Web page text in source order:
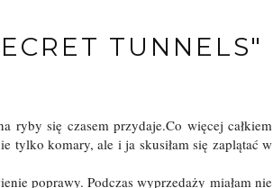
TUNNELS"
ryby się czasem przydaje.Co więcej całkiem
tylko komary, ale i ja skusiłam się zaplątać w
poprawy. Podczas wyprzedaży miałam nie